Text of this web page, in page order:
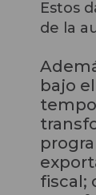
Estos
de la
bajo
fiscal;